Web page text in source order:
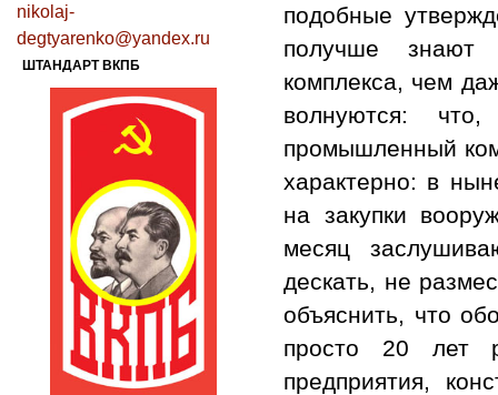
подобные
получше знают
комплекса, чем
волнуются:
промышленный
характерно: в
на закупки
месяц
дескать, не
объяснить, что
просто 20 лет
предприятия,
nikolaj-
degtyarenko@yandex.ru
ШТАНДАРТ ВКПБ